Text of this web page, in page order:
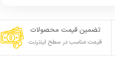
تضمین قیمت محصولات
قیمت مناسب در سطح اینترنت